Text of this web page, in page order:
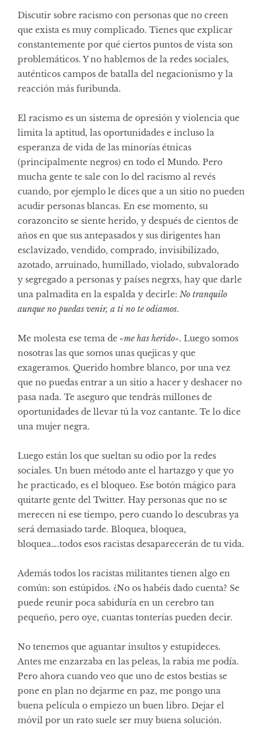
Discutir sobre racismo con personas que no creen
que exista es muy complicado. Tienes que explicar
constantemente por qué ciertos puntos de vista son
problemáticos. Y no hablemos de la redes sociales,
auténticos campos de batalla del negacionismo y la
reacción más furibunda.
El racismo es un sistema de opresión y violencia que
limita la aptitud, las oportunidades e incluso la
esperanza de vida de las minorías étnicas
(principalmente negros) en todo el Mundo. Pero
mucha gente te sale con lo del racismo al revés
cuando, por ejemplo le dices que a un sitio no pueden
acudir personas blancas. En ese momento, su
corazoncito se siente herido, y después de cientos de
años en que sus antepasados y sus dirigentes han
esclavizado, vendido, comprado, invisibilizado,
azotado, arruinado, humillado, violado, subvalorado
y segregado a personas y países negrxs, hay que darle
una palmadita en la espalda y decirle: No tranquilo
aunque no puedas venir, a ti no te odiamos.
Me molesta ese tema de «me has herido». Luego somos
nosotras las que somos unas quejicas y que
exageramos. Querido hombre blanco, por una vez
que no puedas entrar a un sitio a hacer y deshacer no
pasa nada. Te aseguro que tendrás millones de
oportunidades de llevar tú la voz cantante. Te lo dice
una mujer negra.
Luego están los que sueltan su odio por la redes
sociales. Un buen método ante el hartazgo y que yo
he practicado, es el bloqueo. Ese botón mágico para
quitarte gente del Twitter. Hay personas que no se
merecen ni ese tiempo, pero cuando lo descubras ya
será demasiado tarde. Bloquea, bloquea,
bloquea….todos esos racistas desaparecerán de tu vida.
Además todos los racistas militantes tienen algo en
común: son estúpidos. ¿No os habéis dado cuenta? Se
puede reunir poca sabiduría en un cerebro tan
pequeño, pero oye, cuantas tonterías pueden decir.
No tenemos que aguantar insultos y estupideces.
Antes me enzarzaba en las peleas, la rabia me podía.
Pero ahora cuando veo que uno de estos bestias se
pone en plan no dejarme en paz, me pongo una
buena película o empiezo un buen libro. Dejar el
móvil por un rato suele ser muy buena solución.